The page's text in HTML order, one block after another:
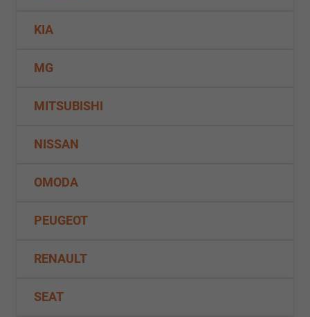
KIA
MG
MITSUBISHI
NISSAN
OMODA
PEUGEOT
RENAULT
SEAT